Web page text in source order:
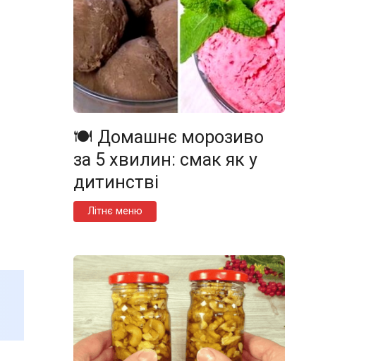
🍽️ Домашнє морозиво
за 5 хвилин: смак як у
дитинстві
Літнє меню